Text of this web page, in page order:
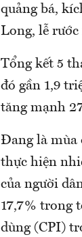
quảng bá,
Long, lễ
Tổng kết 5
đó gần 1,9
tăng mạnh
Đang là mùa
thực hiện
của người
17,7% trong
dùng (CPI)